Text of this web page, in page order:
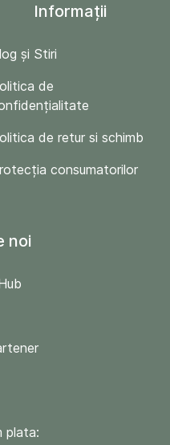
Informații
și Stiri
de
de retur si schimb
consumatorilor
noi
plata: